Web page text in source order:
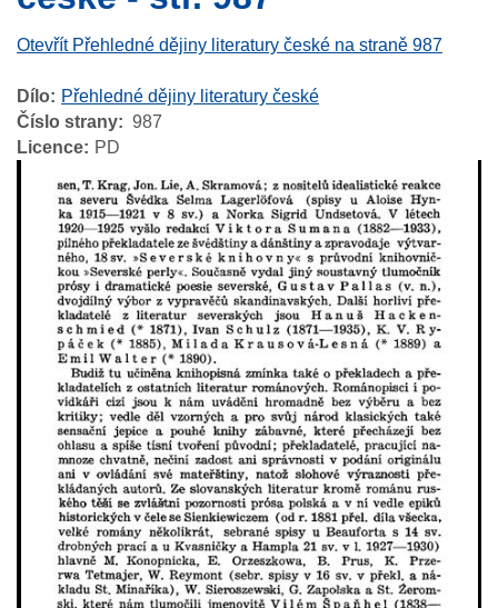
Otevřít Přehledné dějiny literatury české na straně 987
Dílo
Přehledné dějiny literatury české
Číslo strany
987
Licence
PD